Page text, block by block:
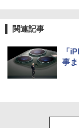
関連記事
「
事